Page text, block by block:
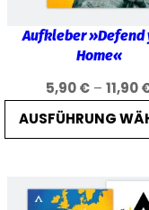
«
M
Aufkleber »Defend
Home«
5,90€ –11,90
AUSFÜHRUNG